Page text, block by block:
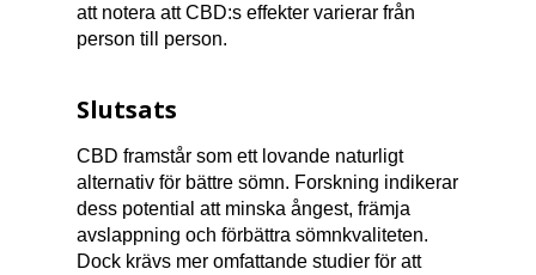
att notera att CBD:s effekter varierar från
person till person.
Slutsats
CBD framstår som ett lovande naturligt
alternativ för bättre sömn. Forskning indikerar
dess potential att minska ångest, främja
avslappning och förbättra sömnkvaliteten.
Dock krävs mer omfattande studier för att